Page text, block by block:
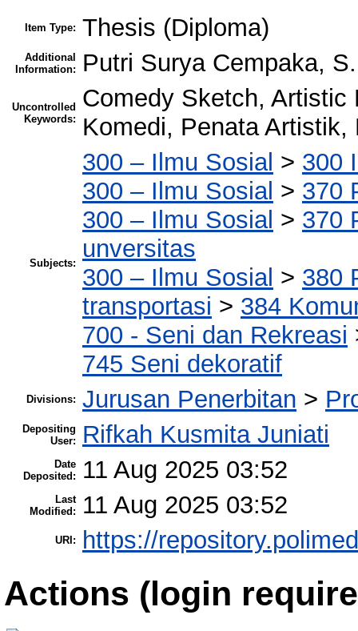
Item Type: Thesis (Diploma)
Additional
Information:
Putri Surya Cempaka,
Uncontrolled
Keywords:
Comedy Sketch, Artistic
Komedi, Penata Artistik,
Subjects:
300 – Ilmu Sosial > 300
300 – Ilmu Sosial > 370
300 – Ilmu Sosial > 370
unversitas
300 – Ilmu Sosial > 380
transportasi > 384
700 - Seni dan Rekreasi
745 Seni dekoratif
Divisions: Jurusan Penerbitan >
Depositing
User:
Rifkah Kusmita Juniati
Date
Deposited:
11 Aug 2025 03:52
Last
Modified:
11 Aug 2025 03:52
URI: https://
Actions (login